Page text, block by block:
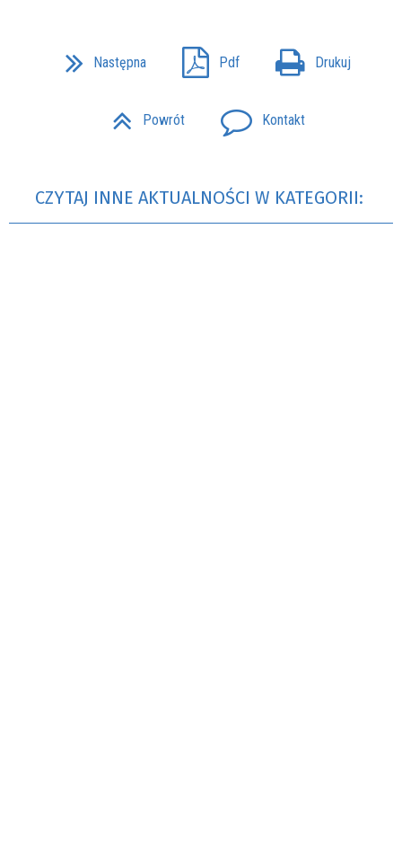
Następna Pdf Drukuj
Powrót Kontakt
CZYTAJ INNE AKTUALNOŚCI W KATEGORII: